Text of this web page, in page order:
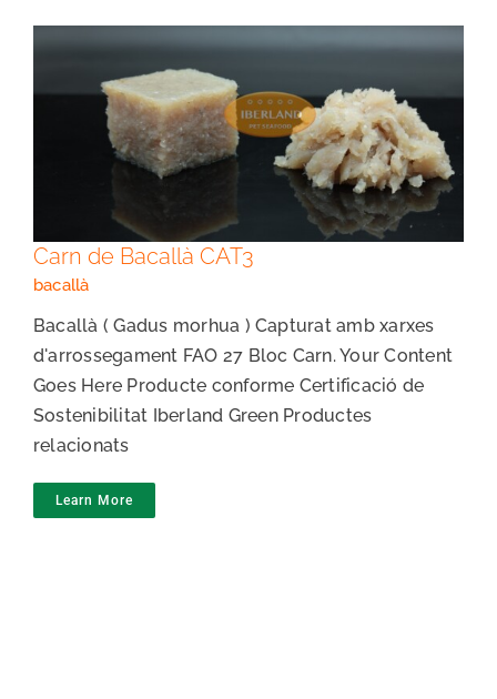
Carn de Bacallà CAT3
Carn de Bacallà CAT3
bacallà
Bacallà ( Gadus morhua ) Capturat amb xarxes
d'arrossegament FAO 27 Bloc Carn. Your Content
Goes Here Producte conforme Certificació de
Sostenibilitat Iberland Green Productes
relacionats
Learn More